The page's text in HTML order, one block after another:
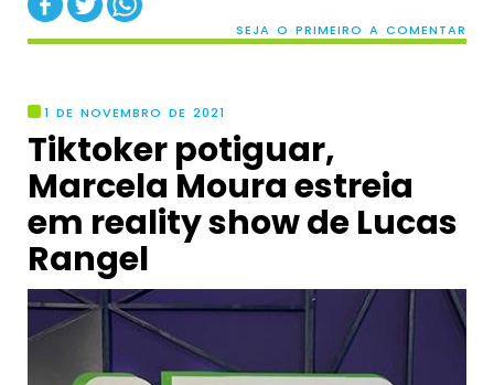
SEJA O PRIMEIRO A COMENTAR
1 DE NOVEMBRO DE 2021
Tiktoker potiguar,
Marcela Moura estreia
em reality show de Lucas
Rangel